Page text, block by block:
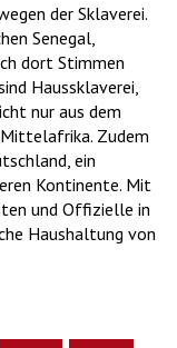
der Sklaverei.
Senegal,
dort Stimmen
Haussklaverei,
nur aus dem
Zudem
ein
Kontinente. Mit
und Offizielle in
Haushaltung von